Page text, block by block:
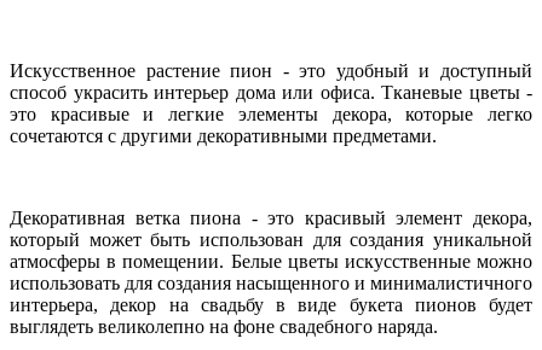
Искусственное растение пион - это удобный и доступный
способ украсить интерьер дома или офиса. Тканевые цветы -
это красивые и легкие элементы декора, которые легко
сочетаются с другими декоративными предметами.
Декоративная ветка пиона - это красивый элемент декора,
который может быть использован для создания уникальной
атмосферы в помещении. Белые цветы искусственные можно
использовать для создания насыщенного и минималистичного
интерьера, декор на свадьбу в виде букета пионов будет
выглядеть великолепно на фоне свадебного наряда.